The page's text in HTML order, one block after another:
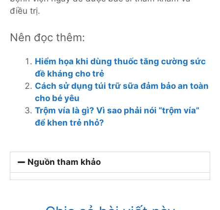
điều trị.
Nên đọc thêm:
Hiểm họa khi dùng thuốc tăng cường sức
đề kháng cho trẻ
Cách sử dụng túi trữ sữa đảm bảo an toàn
cho bé yêu
Trộm vía là gì? Vì sao phải nói “trộm vía”
để khen trẻ nhỏ?
Nguồn tham khảo